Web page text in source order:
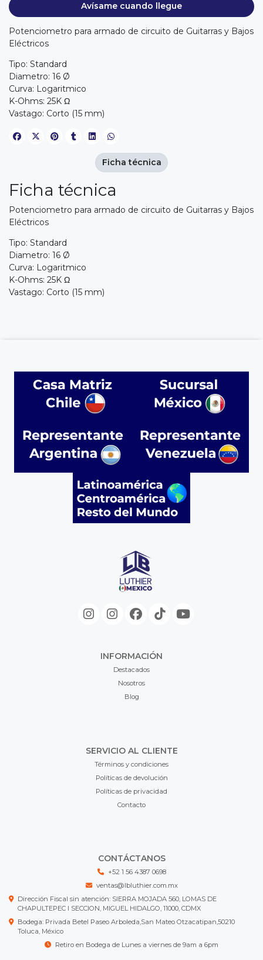
Avísame cuando llegue
Potenciometro para armado de circuito de Guitarras y Bajos
Eléctricos
Tipo: Standard
Diametro: 16 Ø
Curva: Logaritmico
K-Ohms: 25K Ω
Vastago: Corto (15 mm)
Ficha técnica
Potenciometro para armado de circuito de Guitarras y Bajos
Eléctricos
Tipo: Standard
Diametro: 16 Ø
Curva: Logaritmico
K-Ohms: 25K Ω
Vastago: Corto (15 mm)
Ficha técnica
INFORMACIÓN
Destacados
Nosotros
Blog
SERVICIO AL CLIENTE
Términos y condiciones
Políticas de devolución
Políticas de privacidad
Contacto
CONTÁCTANOS
+52 1 56 4387 0698
ventas@lbluthier.com.mx
Dirección Fiscal sin atención: SIERRA MOJADA 560, LOMAS DE
CHAPULTEPEC I SECCION, MIGUEL HIDALGO, 11000, CDMX
Bodega: Privada Betel Paseo Arboleda,San Mateo Otzacatipan,50210
Toluca, México
Retiro en Bodega de Lunes a viernes de 9am a 6pm